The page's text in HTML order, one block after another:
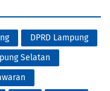
DPRD Lampung
Selatan